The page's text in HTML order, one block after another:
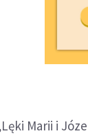
Marii i